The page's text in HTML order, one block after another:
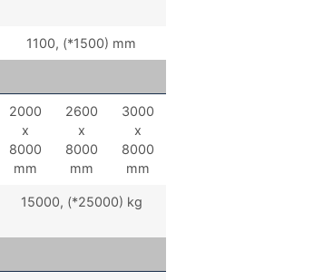
1100, (*1500) mm
2000
x
8000
mm
2600
x
8000
mm
3000
x
8000
mm
15000, (*25000) kg